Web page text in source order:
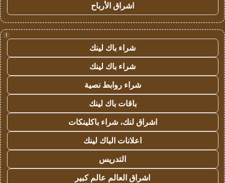
اشراق الأرباح
!
شراء باك لينك
شراء باك لينك
شراء روابط نصية
باقات باك لينك
اشراق لنك، شراء باكلينكات
اعلانات الباك لينك
التدريس
اشراق العالم عالم كبير